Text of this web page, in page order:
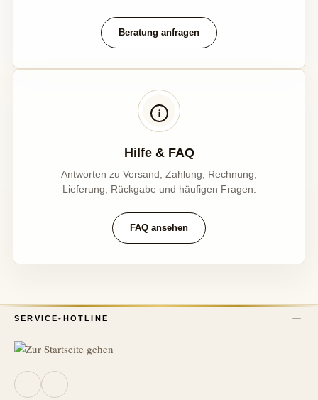
Beratung anfragen
Hilfe & FAQ
Antworten zu Versand, Zahlung, Rechnung,
Lieferung, Rückgabe und häufigen Fragen.
FAQ ansehen
SERVICE-HOTLINE